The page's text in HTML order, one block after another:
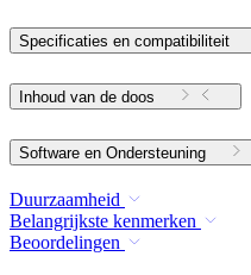
Specificaties en compatibiliteit
Inhoud van de doos
Software en Ondersteuning
Duurzaamheid
Belangrijkste kenmerken
Beoordelingen